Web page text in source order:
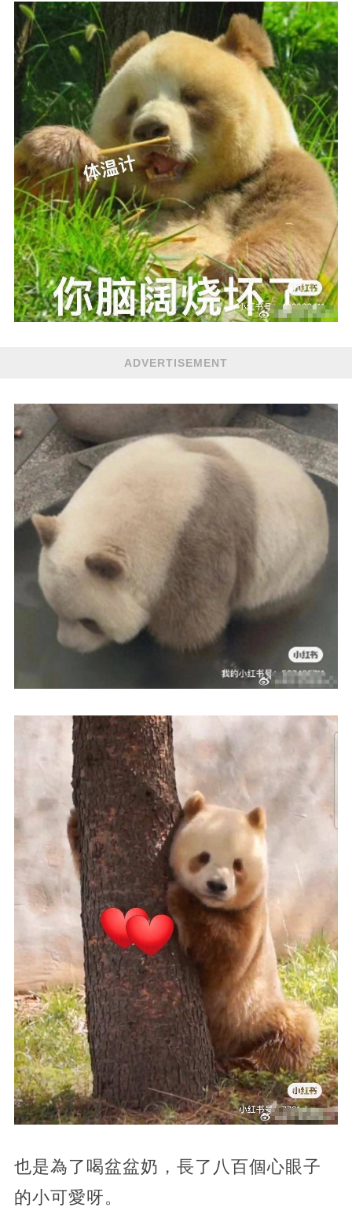
ADVERTISEMENT
也是為了喝盆盆奶，長了八百個心眼子
的小可愛呀。